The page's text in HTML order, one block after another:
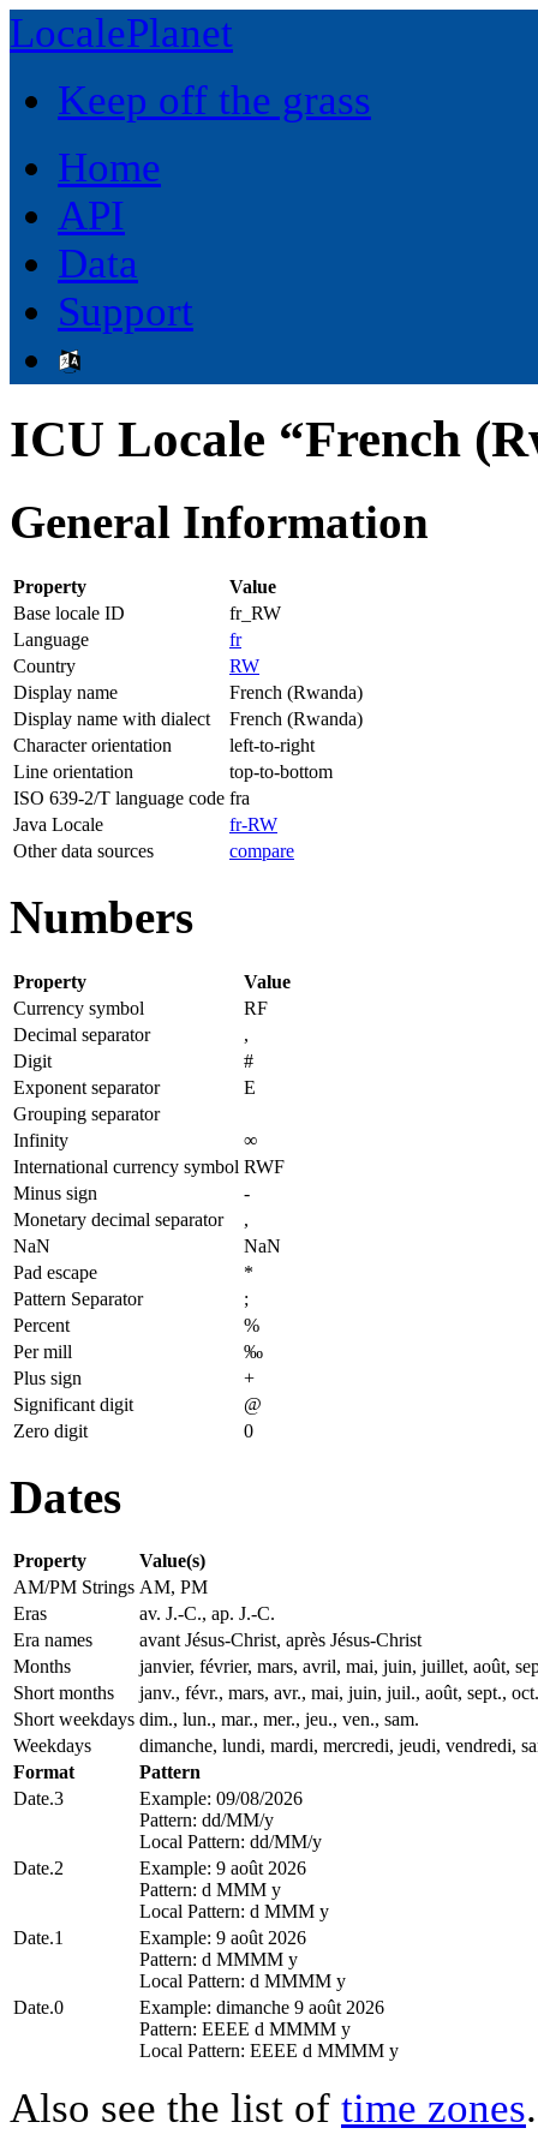
LocalePlanet
Keep off the grass
Home
API
Data
Support
ICU Locale “French
General Information
Property
Value
Base locale ID
fr_RW
Language
fr
Country
RW
Display name
French (Rwanda)
Display name with dialect
French (Rwanda)
Character orientation
left-to-right
Line orientation
top-to-bottom
ISO 639-2/T language code fra
Java Locale
fr-RW
Other data sources
compare
Numbers
Property
Value
Currency symbol
RF
Decimal separator
,
Digit
#
Exponent separator
E
Grouping separator
Infinity
∞
International currency symbol RWF
Minus sign
-
Monetary decimal separator
,
NaN
NaN
Pad escape
*
Pattern Separator
;
Percent
%
Per mill
‰
Plus sign
+
Significant digit
@
Zero digit
0
Dates
Property
Value(s)
AM/PM Strings AM, PM
Eras
av. J.-C., ap. J.-C.
Era names
avant Jésus-Christ, après Jésus-Christ
Months
janvier, février, mars, avril, mai, juin, juillet, août,
Short months
janv., févr., mars, avr., mai, juin, juil., août, sept.,
Short weekdays dim., lun., mar., mer., jeu., ven., sam.
Weekdays
dimanche, lundi, mardi, mercredi, jeudi, vendredi,
Format
Pattern
Date.3
Example: 09/08/2026
Pattern: dd/MM/y
Local Pattern: dd/MM/y
Date.2
Example: 9 août 2026
Pattern: d MMM y
Local Pattern: d MMM y
Date.1
Example: 9 août 2026
Pattern: d MMMM y
Local Pattern: d MMMM y
Date.0
Example: dimanche 9 août 2026
Pattern: EEEE d MMMM y
Local Pattern: EEEE d MMMM y
Also see the list of time zones.